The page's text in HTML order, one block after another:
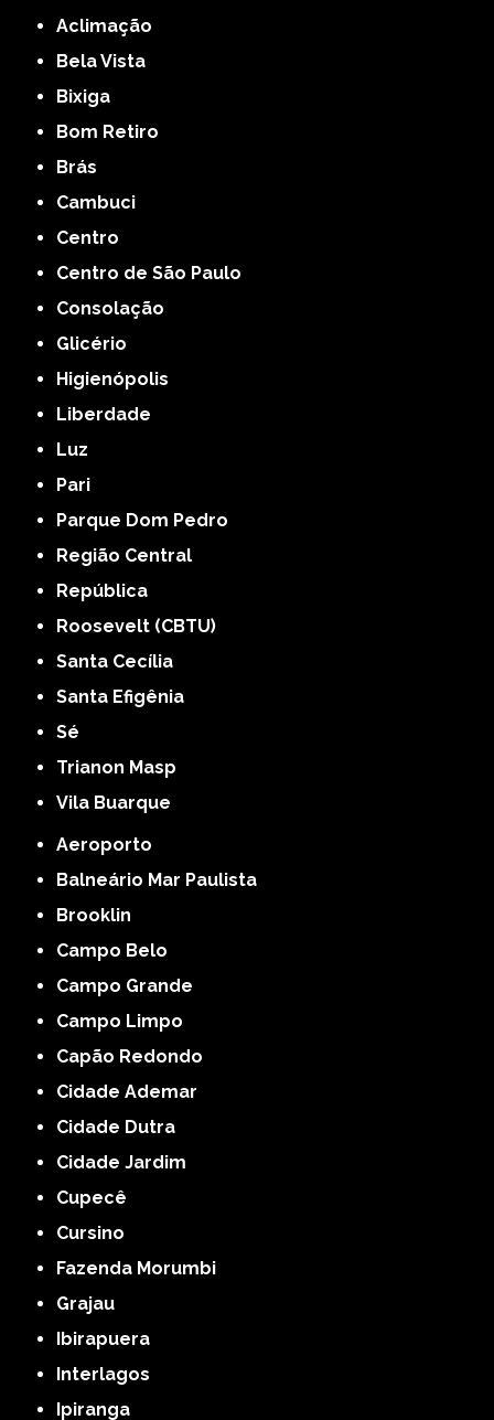
Aclimação
Bela Vista
Bixiga
Bom Retiro
Brás
Cambuci
Centro
Centro de São Paulo
Consolação
Glicério
Higienópolis
Liberdade
Luz
Pari
Parque Dom Pedro
Região Central
República
Roosevelt (CBTU)
Santa Cecília
Santa Efigênia
Sé
Trianon Masp
Vila Buarque
Aeroporto
Balneário Mar Paulista
Brooklin
Campo Belo
Campo Grande
Campo Limpo
Capão Redondo
Cidade Ademar
Cidade Dutra
Cidade Jardim
Cupecê
Cursino
Fazenda Morumbi
Grajau
Ibirapuera
Interlagos
Ipiranga